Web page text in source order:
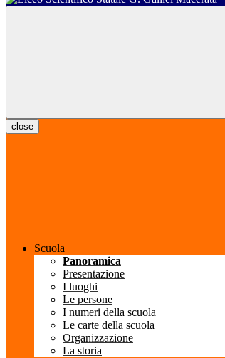
close
Scuola
Panoramica
Presentazione
I luoghi
Le persone
I numeri della scuola
Le carte della scuola
Organizzazione
La storia